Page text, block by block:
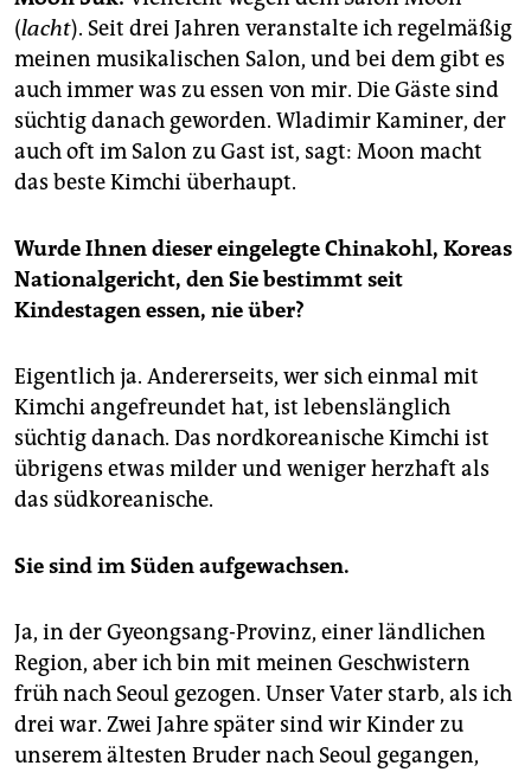
(lacht). Seit drei Jahren veranstalte ich regelmäßig
meinen musikalischen Salon, und bei dem gibt es
auch immer was zu essen von mir. Die Gäste sind
süchtig danach geworden. Wladimir Kaminer, der
auch oft im Salon zu Gast ist, sagt: Moon macht
das beste Kimchi überhaupt.
Wurde Ihnen dieser eingelegte Chinakohl, Koreas
Nationalgericht, den Sie bestimmt seit
Kindestagen essen, nie über?
Eigentlich ja. Andererseits, wer sich einmal mit
Kimchi angefreundet hat, ist lebenslänglich
süchtig danach. Das nordkoreanische Kimchi ist
übrigens etwas milder und weniger herzhaft als
das südkoreanische.
Sie sind im Süden aufgewachsen.
Ja, in der Gyeongsang-Provinz, einer ländlichen
Region, aber ich bin mit meinen Geschwistern
früh nach Seoul gezogen. Unser Vater starb, als ich
drei war. Zwei Jahre später sind wir Kinder zu
unserem ältesten Bruder nach Seoul gegangen,